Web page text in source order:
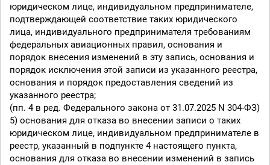
юридическом лице, индивидуальном предпринимателе,
подтверждающей соответствие таких юридического
лица, индивидуального предпринимателя требованиям
федеральных авиационных правил, основания и
порядок внесения изменений в эту запись, основания и
порядок исключения этой записи из указанного реестра,
основания и порядок предоставления сведений из
указанного реестра;
(пп. 4 в ред. Федерального закона от 31.07.2025 N 304-ФЗ)
5) основания для отказа во внесении записи о таких
юридическом лице, индивидуальном предпринимателе в
реестр, указанный в подпункте 4 настоящего пункта,
основания для отказа во внесении изменений в запись